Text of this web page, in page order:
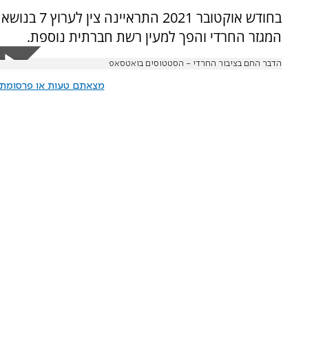
בחודש
המגזר החרדי והפך למעין רשת חברתית נוספת.
הדבר החם בציבור החרדי - הסטטוסים בואטסאפ
מצאתם טעות או פרסומת